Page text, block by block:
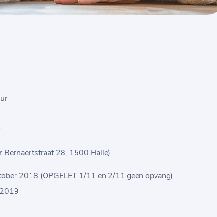
Bernaertstraat 28, 1500 Halle)
2018 (OPGELET 1/11 en 2/11 geen opvang)